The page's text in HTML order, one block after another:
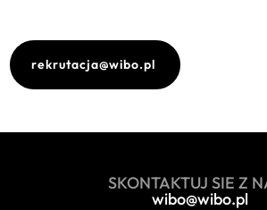
rekrutacja@wibo.pl
SKONTAKTUJ SIE Z
wibo@wibo.pl